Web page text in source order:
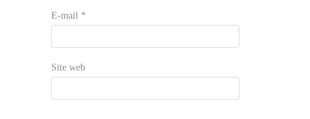
E-mail *
Site web